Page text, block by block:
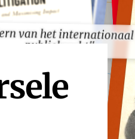
van het internationaal
publiekrecht"
van het internationaal
publiekrecht"